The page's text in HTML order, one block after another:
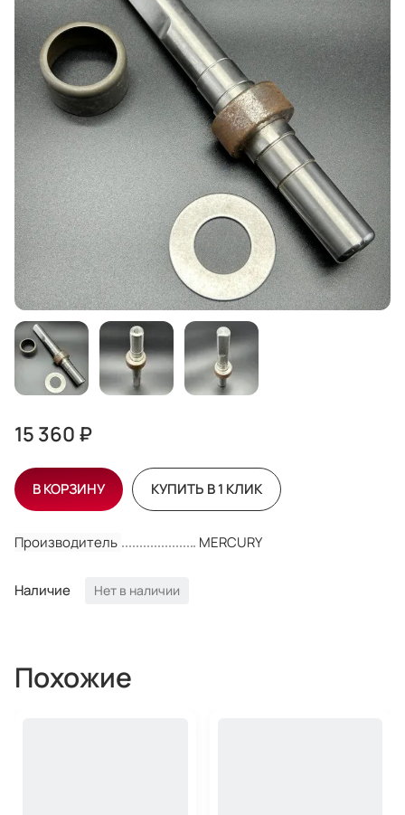
Производитель MERCURY
Наличие Нет в наличии
15 360 ₽
В КОРЗИНУ КУПИТЬ В 1 КЛИК
Похожие